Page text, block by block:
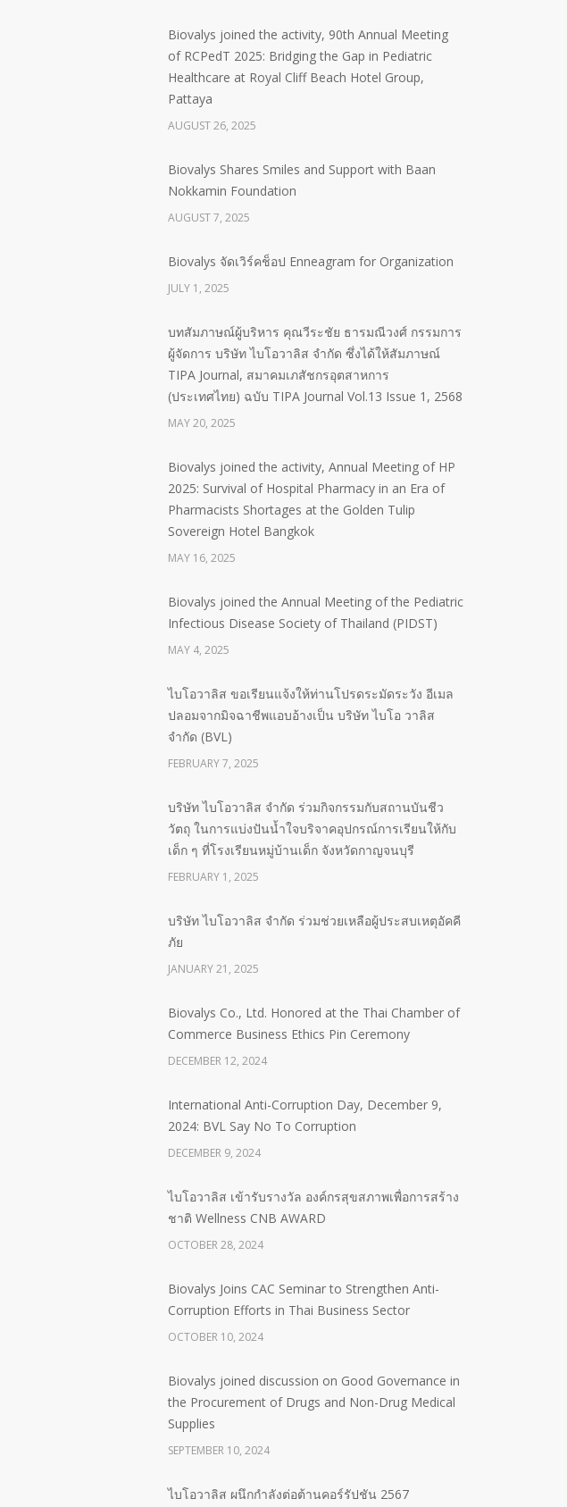
Biovalys joined the activity, 90th Annual Meeting
of RCPedT 2025: Bridging the Gap in Pediatric
Healthcare at Royal Cliff Beach Hotel Group,
Pattaya
AUGUST 26, 2025
Biovalys Shares Smiles and Support with Baan
Nokkamin Foundation
AUGUST 7, 2025
Biovalys จัดเวิร์คช็อป Enneagram for Organization
JULY 1, 2025
บทสัมภาษณ์ผู้บริหาร คุณวีระชัย ธารมณีวงศ์ กรรมการ
ผู้จัดการ บริษัท ไบโอวาลิส จำกัด ซึ่งได้ให้สัมภาษณ์
TIPA Journal, สมาคมเภสัชกรอุตสาหการ
(ประเทศไทย) ฉบับ TIPA Journal Vol.13 Issue 1, 2568
MAY 20, 2025
Biovalys joined the activity, Annual Meeting of HP
2025: Survival of Hospital Pharmacy in an Era of
Pharmacists Shortages at the Golden Tulip
Sovereign Hotel Bangkok
MAY 16, 2025
Biovalys joined the Annual Meeting of the Pediatric
Infectious Disease Society of Thailand (PIDST)
MAY 4, 2025
ไบโอวาลิส ขอเรียนแจ้งให้ท่านโปรดระมัดระวัง อีเมล
ปลอมจากมิจฉาชีพแอบอ้างเป็น บริษัท ไบโอ วาลิส
จำกัด (BVL)
FEBRUARY 7, 2025
บริษัท ไบโอวาลิส จำกัด ร่วมกิจกรรมกับสถานบันชีว
วัตถุ ในการแบ่งปันน้ำใจบริจาคอุปกรณ์การเรียนให้กับ
เด็ก ๆ ที่โรงเรียนหมู่บ้านเด็ก จังหวัดกาญจนบุรี
FEBRUARY 1, 2025
บริษัท ไบโอวาลิส จำกัด ร่วมช่วยเหลือผู้ประสบเหตุอัคคี
ภัย
JANUARY 21, 2025
Biovalys Co., Ltd. Honored at the Thai Chamber of
Commerce Business Ethics Pin Ceremony
DECEMBER 12, 2024
International Anti-Corruption Day, December 9,
2024: BVL Say No To Corruption
DECEMBER 9, 2024
ไบโอวาลิส เข้ารับรางวัล องค์กรสุขสภาพเพื่อการสร้าง
ชาติ Wellness CNB AWARD
OCTOBER 28, 2024
Biovalys Joins CAC Seminar to Strengthen Anti-
Corruption Efforts in Thai Business Sector
OCTOBER 10, 2024
Biovalys joined discussion on Good Governance in
the Procurement of Drugs and Non-Drug Medical
Supplies
SEPTEMBER 10, 2024
ไบโอวาลิส ผนึกกำลังต่อต้านคอร์รัปชัน 2567